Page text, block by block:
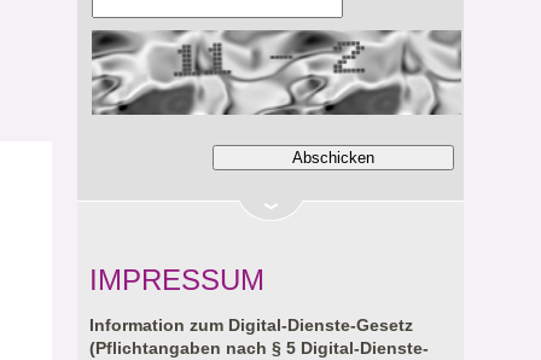
IMPRESSUM
Information zum Digital-Dienste-Gesetz
(Pflichtangaben nach § 5 Digital-Dienste-